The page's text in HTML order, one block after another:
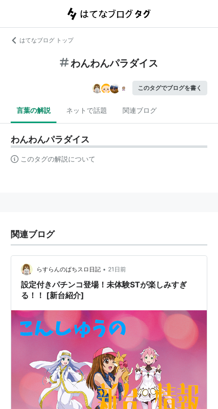
はてなブログ トップ
わんわんパラダイス
このタグでブログを書く
言葉の解説 ネットで話題 関連ブログ
わんわんパラダイス
このタグの解説について
関連ブログ
らすらんのぱちスロ日記 • 21日前
設定付きパチンコ登場！未体験STが楽しみすぎ
る！！ [新台紹介]